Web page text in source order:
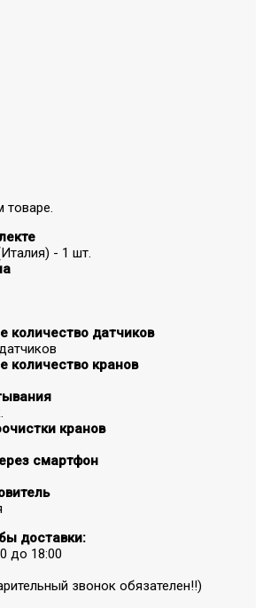
товаре.
- 1 шт.
количество датчиков
количество кранов
кранов
смартфон
доставки:
до 18:00
звонок обязателен!!)